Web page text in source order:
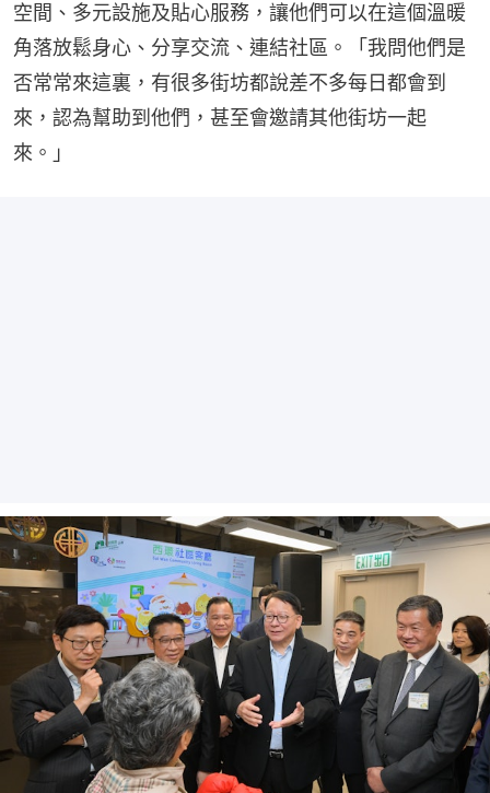
空間、多元設施及貼心服務，讓他們可以在這個溫暖
角落放鬆身心、分享交流、連結社區。「我問他們是
否常常來這裏，有很多街坊都說差不多每日都會到
來，認為幫助到他們，甚至會邀請其他街坊一起
來。」